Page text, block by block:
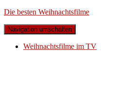
Die besten Weihnachtsfilme
Navigation umschalten
Weihnachtsfilme im TV